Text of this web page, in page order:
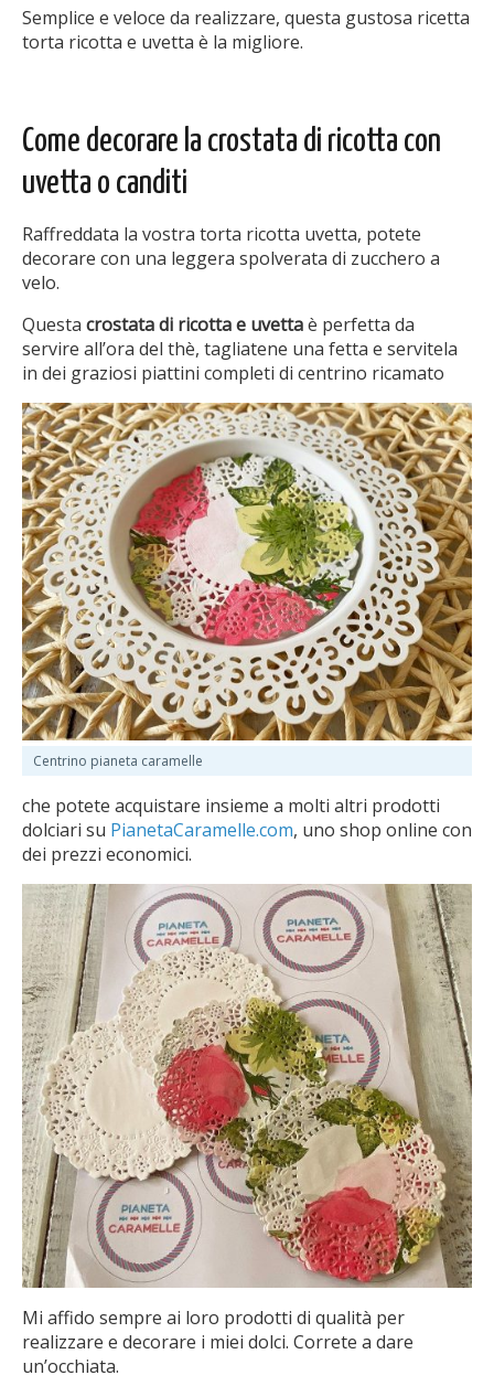
Semplice e veloce da realizzare, questa gustosa ricetta
torta ricotta e uvetta è la migliore.
Come decorare la crostata di ricotta con
uvetta o canditi
Raffreddata la vostra torta ricotta uvetta, potete
decorare con una leggera spolverata di zucchero a
velo.
Questa crostata di ricotta e uvettaè perfetta da
servire all’ora del thè, tagliatene una fetta e servitela
in dei graziosi piattini completi di centrino ricamato
Centrino pianeta caramelle
che potete acquistare insieme a molti altri prodotti
dolciari su PianetaCaramelle.com, uno shop online con
dei prezzi economici.
Mi affido sempre ai loro prodotti di qualità per
realizzare e decorare i miei dolci. Correte a dare
un’occhiata.